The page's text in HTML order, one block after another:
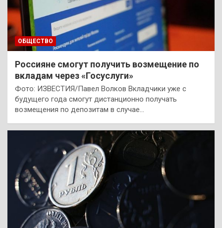
ОБЩЕСТВО
Россияне смогут получить возмещение по
вкладам через «Госуслуги»
Фото: ИЗВЕСТИЯ/Павел Волков Вкладчики уже с
будущего года смогут дистанционно получать
возмещения по депозитам в случае…